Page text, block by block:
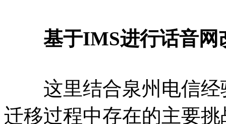
基于IMS进行话音网
这里结合泉州电信经
迁移过程中存在的主要挑